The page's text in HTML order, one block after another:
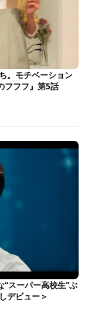
。モチベーション
フフフ』第5話
“スーパー高校生”ぶ
デビュー＞